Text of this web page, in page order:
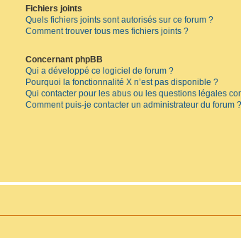
Fichiers joints
Quels fichiers joints sont autorisés sur ce forum ?
Comment trouver tous mes fichiers joints ?
Concernant phpBB
Qui a développé ce logiciel de forum ?
Pourquoi la fonctionnalité X n’est pas disponible ?
Qui contacter pour les abus ou les questions légales
Comment puis-je contacter un administrateur du forum ?